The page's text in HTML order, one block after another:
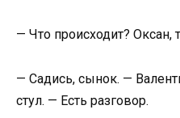
— Что происходит? Оксан,
— Садись, сынок. —
стул. — Есть разговор.